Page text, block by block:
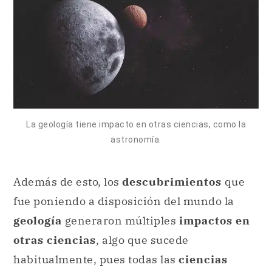
La geología tiene impacto en otras ciencias, como la
astronomía.
Además de esto, losdescubrimientosque
fue poniendo a disposición del mundo la
habitualmente, pues todas lasciencias
dialogan entre sí en susintentospordar
respuestas. En este sentido, lageología
también se nutre de labiología, la
y lafísica, entre otras.